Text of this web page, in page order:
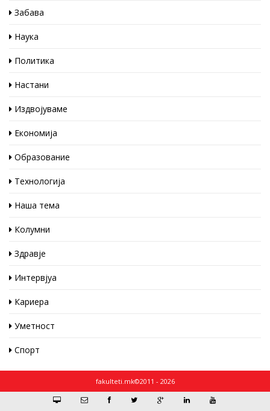
Забава
Наука
Политика
Настани
Издвојуваме
Економија
Образование
Технологија
Наша тема
Колумни
Здравје
Интервјуа
Кариера
Уметност
Спорт
fakulteti.mk©2011 - 2026